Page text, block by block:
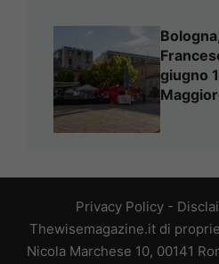
giugno
Privacy Policy-
Thewisemagazine.it di
Nicola Marchese 10, 00141